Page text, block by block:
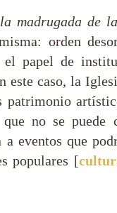
madrugada de
orden
papel de
este caso, la
patrimonio
no se puede
eventos que
populares [